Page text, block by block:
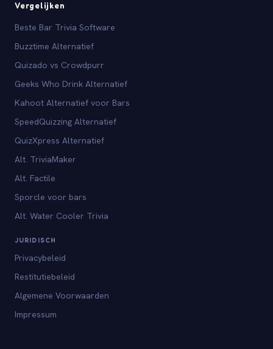
Vergelijken
Beste Bar Trivia Software
Buzztime Alternatief
Quizado vs Crowdpurr
Geeks Who Drink Alternatief
Kahoot Alternatief voor Bars
SpeedQuizzing Alternatief
QuizXpress Alternatief
Alt. TriviaMaker
Alt. Factile
Sporcle voor bars
Alt. Water Cooler Trivia
JURIDISCH
Privacybeleid
Restitutiebeleid
Algemene Voorwaarden
Impressum